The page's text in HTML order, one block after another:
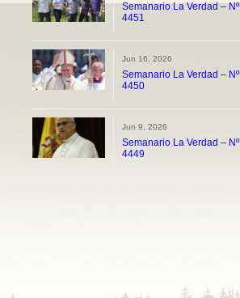
Semanario La Verdad – Nº
4451
Jun 16, 2026
Semanario La Verdad – Nº
4450
Jun 9, 2026
Semanario La Verdad – Nº
4449